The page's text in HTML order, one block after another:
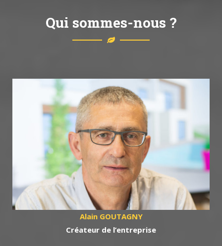
Qui sommes-nous ?
Alain GOUTAGNY
Créateur de l’entreprise